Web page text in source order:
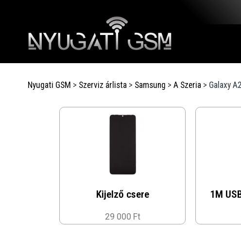
Nyugati GSM > Szerviz árlista > Samsung > A Szeria > Galaxy
Kijelző csere
29 000 Ft
1M